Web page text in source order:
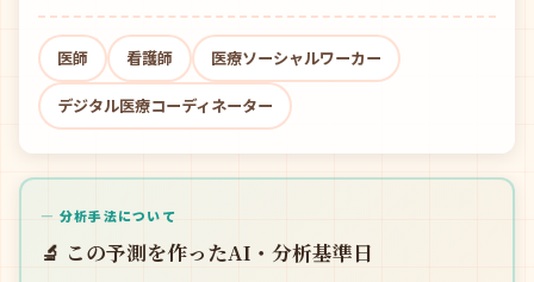
医師 看護師 医療ソーシャルワーカー
デジタル医療コーディネーター
— 分析手法について
🔬 この予測を作ったAI・分析基準日